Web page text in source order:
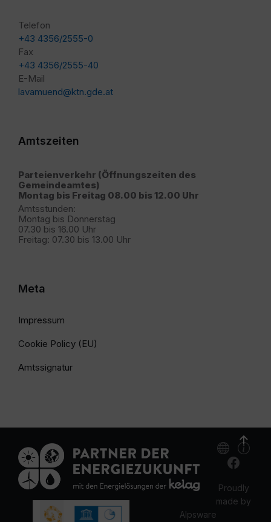
Telefon
+43 4356/2555-0
Fax
+43 4356/2555-40
E-Mail
lavamuend@ktn.gde.at
Amtszeiten
Parteienverkehr (Öffnungszeiten des
Gemeindeamtes)
Montag bis Freitag 08.00 bis 12.00 Uhr
Amtsstunden:
Montag bis Donnerstag
07.30 bis 16.00 Uhr
Freitag: 07.30 bis 13.00 Uhr
Meta
Impressum
Cookie Policy (EU)
Amtssignatur
Proudly
made by
Alpsware